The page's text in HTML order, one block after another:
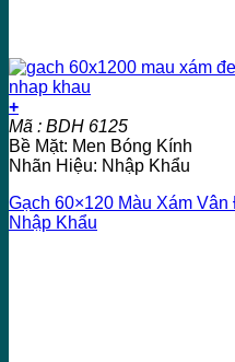
+
Mã : BDH 6125
Bề Mặt: Men Bóng Kính
Nhãn Hiệu: Nhập Khẩu
Gạch 60×120 Màu Xám
Nhập Khẩu